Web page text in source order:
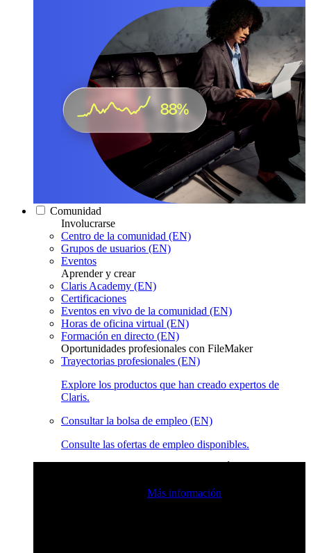
Comunidad
Involucrarse
Centro de la comunidad (EN)
Grupos de usuarios (EN)
Eventos
Aprender y crear
Claris Academy (EN)
Certificaciones
Eventos en vivo de la comunidad (EN)
Horas de oficina virtual (EN)
Formación en directo (EN)
Oportunidades profesionales con FileMaker
Trayectorias profesionales (EN)
Explore los productos que han creado expertos de
Claris.
Consultar la bolsa de empleo (EN)
Consulte las ofertas de empleo disponibles.
Más información